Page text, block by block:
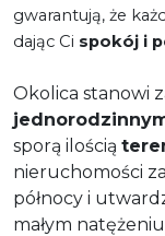
gwarantują, że
dając Ci spokój i
Okolica stanowi
sporą ilością
nieruchomości
północy i
małym